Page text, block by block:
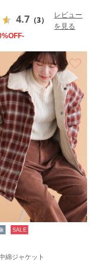
4.7 （3）
レビュー
を見る
SALE
綿ジャケット